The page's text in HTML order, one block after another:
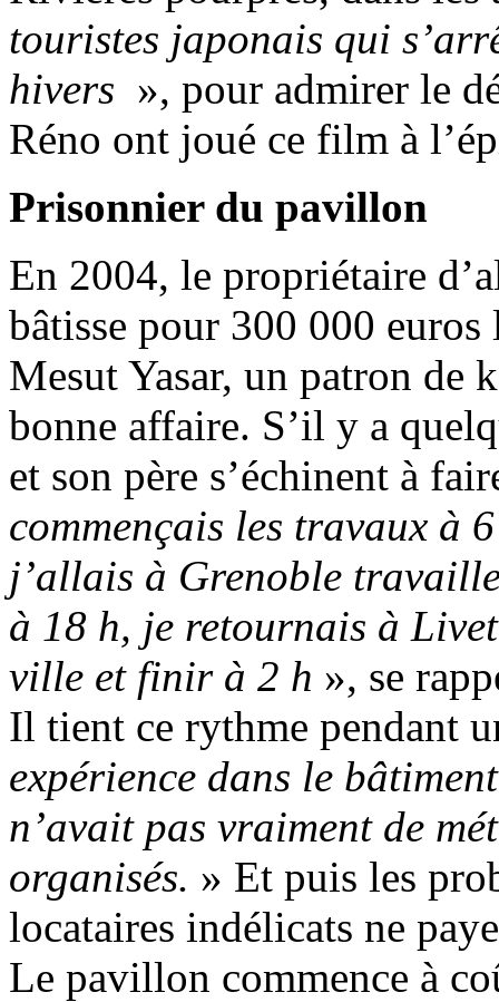
touristes japonais qui
hivers », pour admirer le
Réno ont joué ce film à
Prisonnier du pavillon
En 2004, le propriétaire
bâtisse pour 300 000 euros
Mesut Yasar, un patron de
bonne affaire. S’il y a
et son père s’échinent à
commençais les travaux à
j’allais à Grenoble
à 18 h, je retournais à
ville et finir à 2 h », se
Il tient ce rythme pendant
expérience dans le
n’avait pas vraiment de
organisés. » Et puis les
locataires indélicats ne
Le pavillon commence à